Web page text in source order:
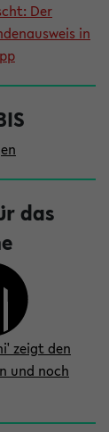
Der
in
das
zeigt den
und noch